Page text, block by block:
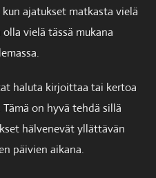
ajatukset matkasta vielä
vielä tässä mukana
haluta kirjoittaa tai kertoa
on hyvä tehdä sillä
hälvenevät yllättävän
päivien aikana.